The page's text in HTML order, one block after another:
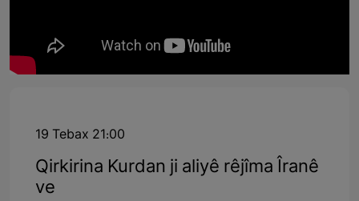
19 Tebax 21:00
Qirkirina Kurdan ji aliyê rêjîma Îranê
ve